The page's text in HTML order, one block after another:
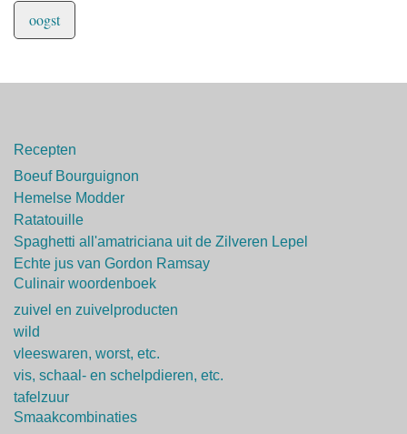
oogst
Recepten
Boeuf Bourguignon
Hemelse Modder
Ratatouille
Spaghetti all'amatriciana uit de Zilveren Lepel
Echte jus van Gordon Ramsay
Culinair woordenboek
zuivel en zuivelproducten
wild
vleeswaren, worst, etc.
vis, schaal- en schelpdieren, etc.
tafelzuur
Smaakcombinaties